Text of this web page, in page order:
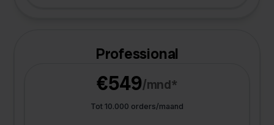
Professional
€549/mnd*
Tot 10.000 orders/maand